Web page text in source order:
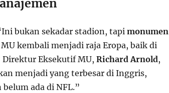
bukan sekadar stadion, tapi monumen
kembali menjadi raja Eropa, baik di
Direktur Eksekutif MU, Richard Arnold,
menjadi yang terbesar di Inggris,
ada di NFL.”